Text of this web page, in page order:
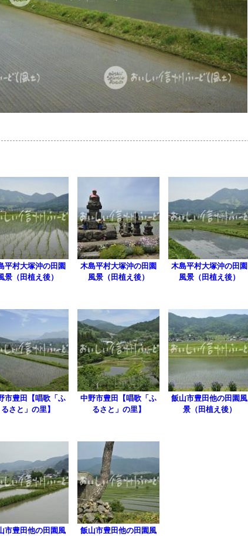
平村大塚沖の田園
景（田植え後）
木島平村大塚沖の田園
風景（田植え後）
木島平村大塚沖の田園
風景（田植え後）
市豊田【唱歌「ふ
るさと」の里】
中野市豊田【唱歌「ふ
るさと」の里】
飯山市豊田他の田園風
景（田植え後）
市豊田他の田園風 飯山市豊田他の田園風